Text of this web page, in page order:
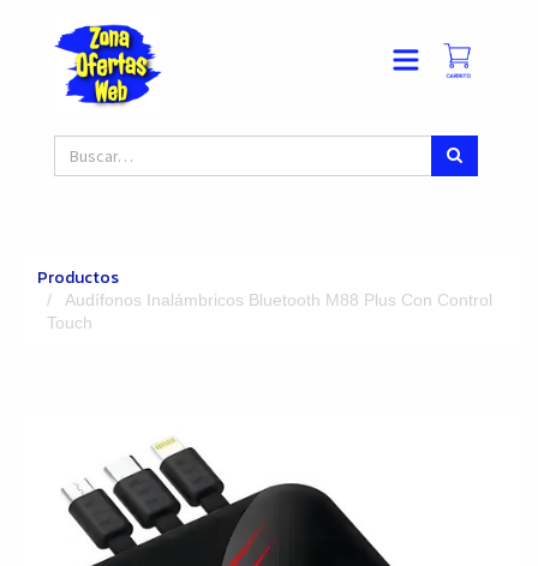
Productos
Audífonos Inalámbricos Bluetooth M88 Plus Con Control
Touch